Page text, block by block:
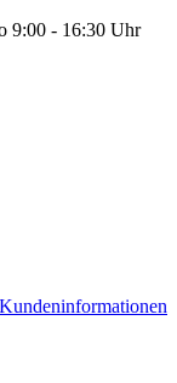
9:00 - 16:30 Uhr